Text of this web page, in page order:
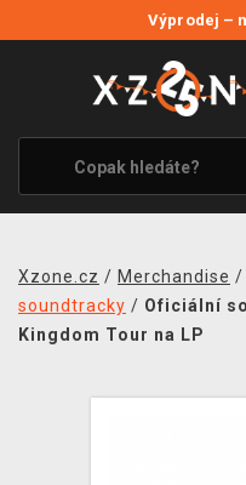
Výprodej –
VÝPRODEJ
VIDEOHRY
XZONE ORIGINALS
TÉMATIKY
MERCHANDISE
Xzone.cz / Merchandise /
soundtracky / Oficiální
Kingdom Tour na LP